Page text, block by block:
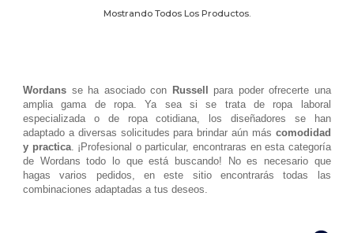
Mostrando Todos Los Productos.
Wordans se ha asociado con Russell para poder ofrecerte una
amplia gama de ropa. Ya sea si se trata de ropa laboral
especializada o de ropa cotidiana, los diseñadores se han
adaptado a diversas solicitudes para brindar aún más comodidad
y practica. ¡Profesional o particular, encontraras en esta categoría
de Wordans todo lo que está buscando! No es necesario que
hagas varios pedidos, en este sitio encontrarás todas las
combinaciones adaptadas a tus deseos.